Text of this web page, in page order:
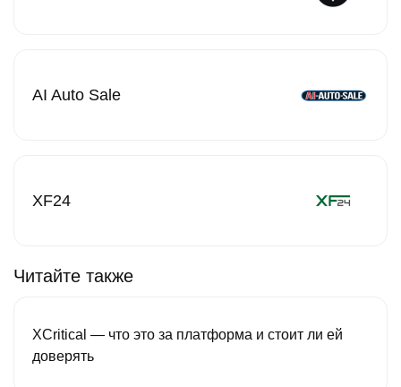
AI Auto Sale
XF24
Читайте также
XCritical — что это за платформа и стоит ли ей
доверять